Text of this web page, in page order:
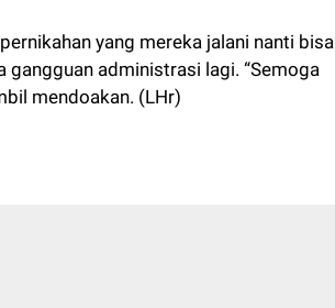
yang mereka jalani nanti bisa
gangguan administrasi lagi. “Semoga
mendoakan. (LHr)